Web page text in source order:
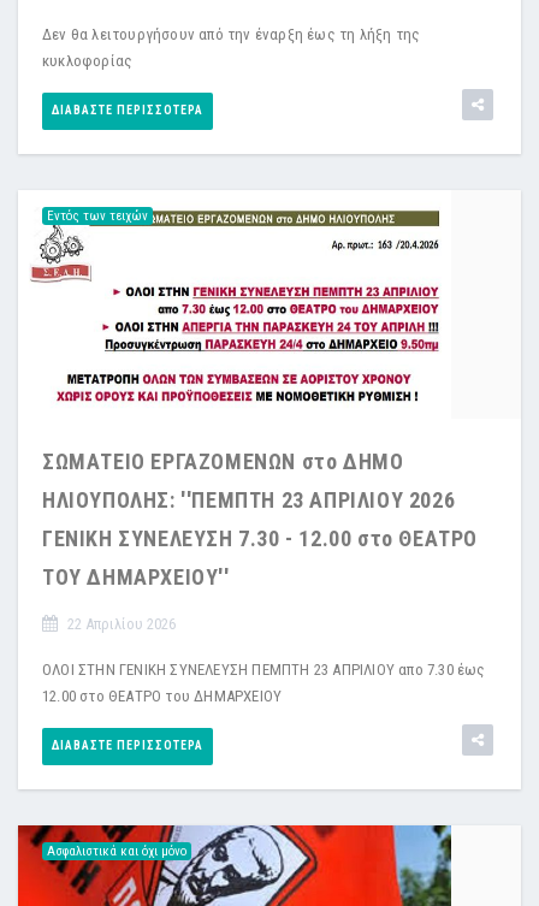
Δεν θα λειτουργήσουν από την έναρξη έως τη λήξη της
κυκλοφορίας
ΔΙΑΒΆΣΤΕ ΠΕΡΙΣΣΌΤΕΡΑ
Εντός των τειχών
ΣΩΜΑΤΕΙΟ ΕΡΓΑΖΟΜΕΝΩΝ στο ΔΗΜΟ
ΗΛΙΟΥΠΟΛΗΣ: ''ΠΕΜΠΤΗ 23 ΑΠΡΙΛΙΟΥ 2026
ΓΕΝΙΚΗ ΣΥΝΕΛΕΥΣΗ 7.30 - 12.00 στο ΘΕΑΤΡΟ
ΤΟΥ ΔΗΜΑΡΧΕΙΟΥ''
22 Απριλίου 2026
ΟΛΟΙ ΣΤΗΝ ΓΕΝΙΚΗ ΣΥΝΕΛΕΥΣΗ ΠΕΜΠΤΗ 23 ΑΠΡΙΛΙΟΥ απο 7.30 έως
12.00 στο ΘΕΑΤΡΟ του ΔΗΜΑΡΧΕΙΟΥ
ΔΙΑΒΆΣΤΕ ΠΕΡΙΣΣΌΤΕΡΑ
Ασφαλιστικά και όχι μόνο